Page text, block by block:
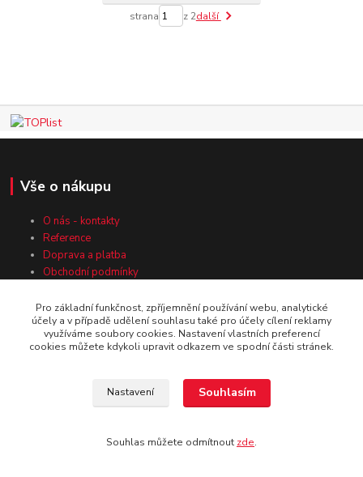
strana z 2další
Vše o nákupu
O nás - kontakty
Reference
Doprava a platba
Obchodní podmínky
Záruka nejnižší ceny
Pro základní funkčnost, zpříjemnění používání webu, analytické
účely a v případě udělení souhlasu také pro účely cílení reklamy
využíváme soubory cookies. Nastavení vlastních preferencí
cookies můžete kdykoli upravit odkazem ve spodní části stránek.
Nastavení Souhlasím
Souhlas můžete odmítnout zde.